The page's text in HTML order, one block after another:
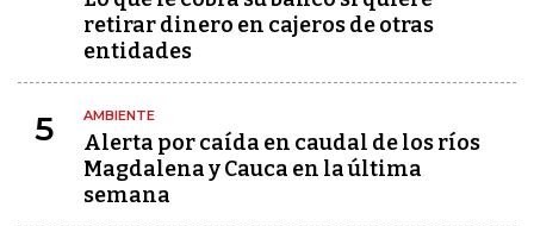
retirar dinero en cajeros de otras
entidades
5 AMBIENTE
Alerta por caída en caudal de los ríos
Magdalena y Cauca en la última
semana